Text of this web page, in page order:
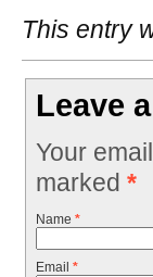
This entry
Leave
Your
marked *
Name *
Email *